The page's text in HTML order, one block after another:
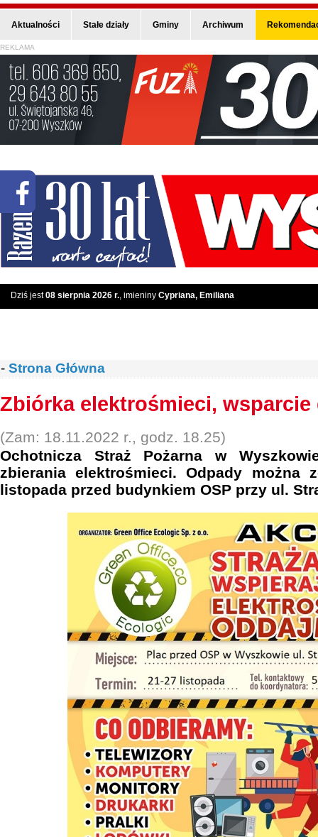
Aktualności Stałe działy Gminy Archiwum
REKLAMA
Dziś jest08 sierpnia 2026 r., imieniny Cypriana, Emiliana
- Strona Główna
Zbiórka elektrośmieci, wsparcie
(Zam: 18.11.2022 r., godz. 18.25)
Ochotnicza Straż Pożarna w
zbierania elektrośmieci. Odpady można
listopada przed budynkiem OSP przy ul.